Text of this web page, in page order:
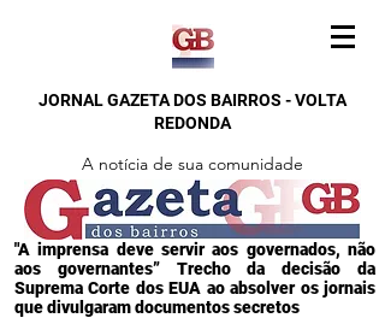
JORNAL GAZETA DOS BAIRROS - VOLTA
REDONDA
A notícia de sua comunidade
"A imprensa deve servir aos governados, não
aos governantes” Trecho da decisão da
Suprema Corte dos EUA ao absolver os jornais
que divulgaram documentos secretos